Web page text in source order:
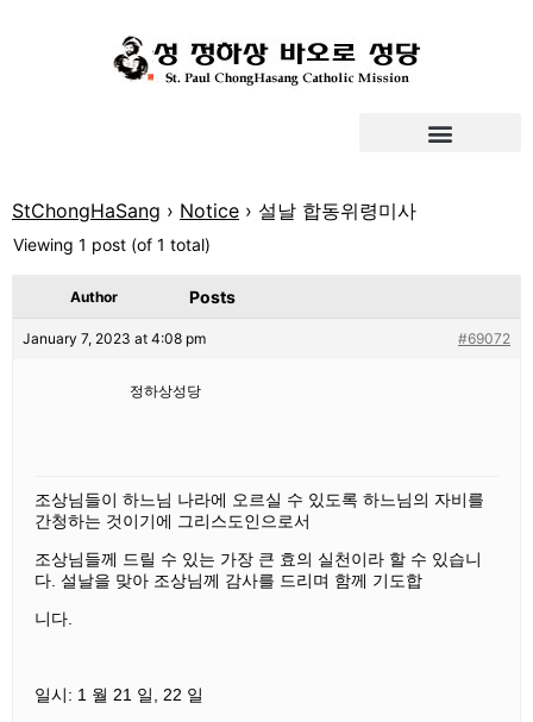
StChongHaSang › Notice › 설날 합동위령미사
Viewing 1 post (of 1 total)
Author Posts
January 7, 2023 at 4:08 pm #69072
정하상성당
조상님들이 하느님 나라에 오르실 수 있도록 하느님의 자비를
간청하는 것이기에 그리스도인으로서
조상님들께 드릴 수 있는 가장 큰 효의 실천이라 할 수 있습니
다. 설날을 맞아 조상님께 감사를 드리며 함께 기도합
니다.
일시: 1 월 21 일, 22 일